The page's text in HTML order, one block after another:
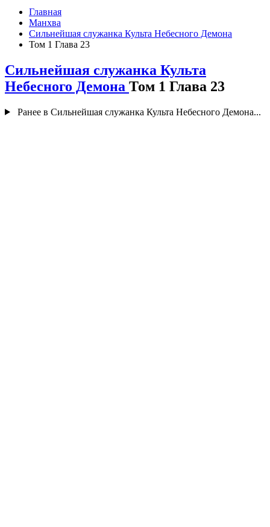
Главная
Манхва
Сильнейшая служанка Культа Небесного Демона
Том 1 Глава 23
Сильнейшая служанка Культа
Небесного Демона Том 1 Глава 23
Ранее в Сильнейшая служанка Культа Небесного Демона...